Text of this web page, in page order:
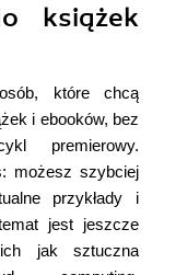
książek
które chcą
i ebooków, bez
premierowy.
możesz szybciej
przykłady i
jest jeszcze
jak sztuczna